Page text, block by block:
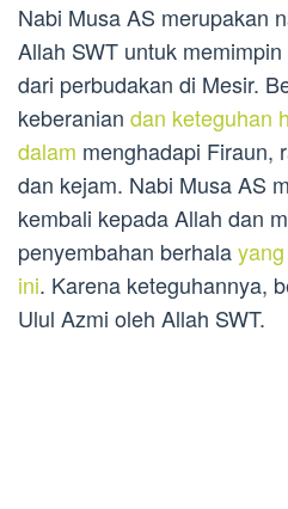
Nabi Musa AS merupakan
Allah SWT untuk
dari perbudakan di Mesir.
keberanian dan keteguhan
dalam menghadapi Firaun,
dan kejam. Nabi Musa AS
kembali kepada Allah dan
penyembahan berhala
ini. Karena keteguhannya,
Ulul Azmi oleh Allah SWT.